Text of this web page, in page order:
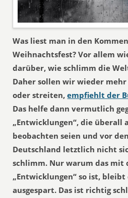
Was liest man in den
Weihnachtsfest? Vor allem
darüber, wie schlimm die
Daher sollen wir wieder
oder streiten,empfiehlt der
Das helfe dann vermutlich
„Entwicklungen“, die überall
beobachten seien und vor
Deutschland letztlich nicht
schlimm. Nur warum das mit
„Entwicklungen“ so ist,
ausgespart. Das ist richtig